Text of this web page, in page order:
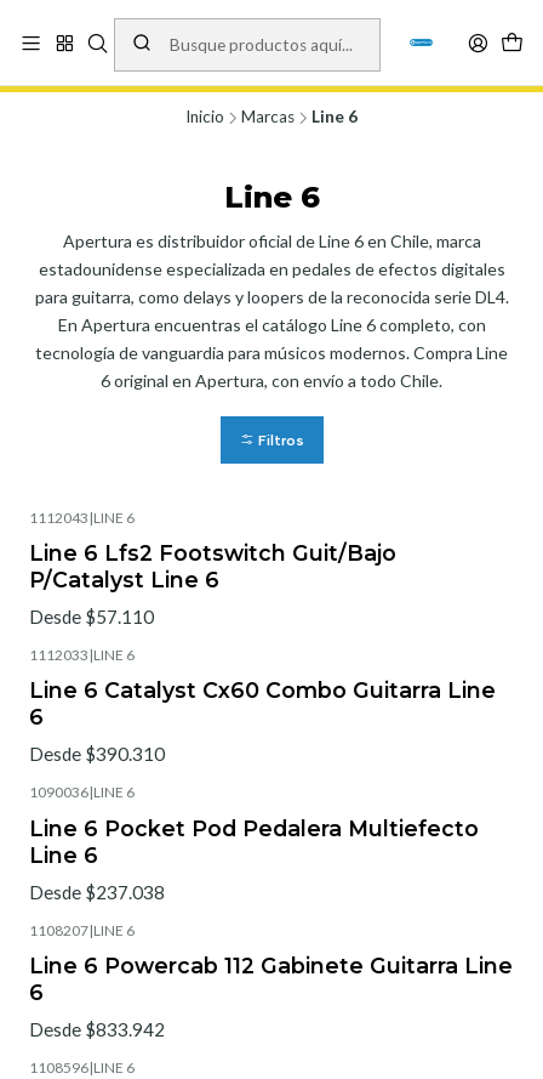
Vísita nuestro local en Los Agustinos 5478, Ñuñoa. Lunes a Viernes 9.30 a
19.00, Sábados 10:00 a 19:00 y Domingos de 10:00 a 17:00
Inicio Marcas Line 6
Line 6
Apertura es distribuidor oficial de Line 6 en Chile, marca
estadounidense especializada en pedales de efectos digitales
para guitarra, como delays y loopers de la reconocida serie DL4.
En Apertura encuentras el catálogo Line 6 completo, con
tecnología de vanguardia para músicos modernos. Compra Line
6 original en Apertura, con envío a todo Chile.
Filtros
1112043 |LINE 6
Line 6 Lfs2 Footswitch Guit/Bajo
P/Catalyst Line 6
Desde $57.110
1112033 |LINE 6
Line 6 Catalyst Cx60 Combo Guitarra Line
6
Desde $390.310
1090036|LINE 6
Line 6 Pocket Pod Pedalera Multiefecto
Line 6
Desde $237.038
1108207|LINE 6
Line 6 Powercab 112 Gabinete Guitarra Line
6
Desde $833.942
1108596|LINE 6